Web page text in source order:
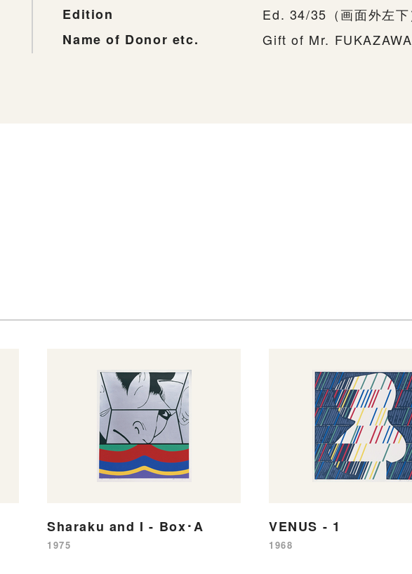
Edition
Ed. 34/35（画面外左
Name of Donor etc.
Gift of Mr.
Sharaku and I - Box･A
1975
VENUS - 1
1968